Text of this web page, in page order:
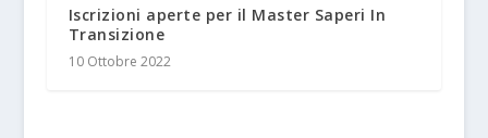
Iscrizioni aperte per il Master Saperi In
Transizione
10 Ottobre 2022